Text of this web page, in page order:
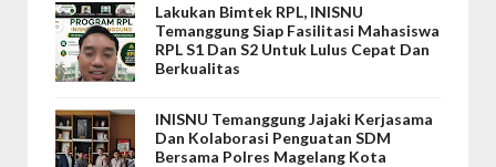
Lakukan Bimtek RPL, INISNU
Temanggung Siap Fasilitasi Mahasiswa
RPL S1 Dan S2 Untuk Lulus Cepat Dan
Berkualitas
INISNU Temanggung Jajaki Kerjasama
Dan Kolaborasi Penguatan SDM
Bersama Polres Magelang Kota